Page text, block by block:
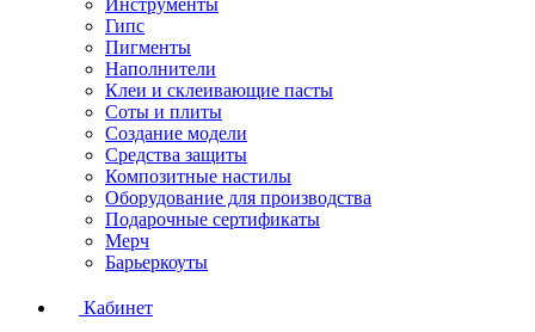
Инструменты
Гипс
Пигменты
Наполнители
Клеи и склеивающие пасты
Соты и плиты
Создание модели
Средства защиты
Композитные настилы
Оборудование для производства
Подарочные сертификаты
Мерч
Барьеркоуты
Кабинет